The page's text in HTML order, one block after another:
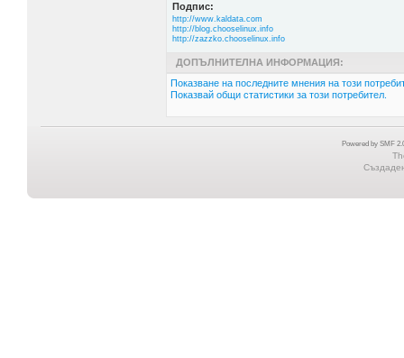
Подпис:
http://www.kaldata.com
http://blog.chooselinux.info
http://zazzko.chooselinux.info
ДОПЪЛНИТЕЛНА ИНФОРМАЦИЯ:
Показване на последните мнения на този
Показвай общи статистики за този потребител.
Powered by SMF